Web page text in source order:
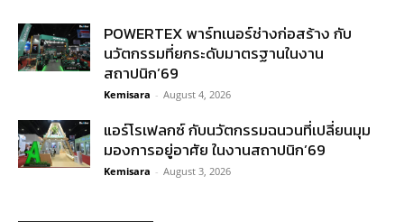
POWERTEX พาร์ทเนอร์ช่างก่อสร้าง กับ
นวัตกรรมที่ยกระดับมาตรฐานในงาน
สถาปนิก’69
Kemisara - August 4, 2026
แอร์โรเฟลกซ์ กับนวัตกรรมฉนวนที่เปลี่ยนมุม
มองการอยู่อาศัย ในงานสถาปนิก’69
Kemisara - August 3, 2026